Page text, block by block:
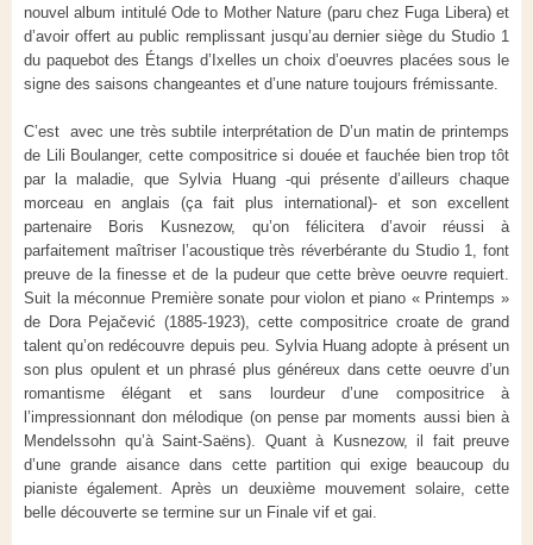
nouvel album intitulé Ode to Mother Nature (paru chez Fuga Libera) et
d’avoir offert au public remplissant jusqu’au dernier siège du Studio 1
du paquebot des Étangs d’Ixelles un choix d’oeuvres placées sous le
signe des saisons changeantes et d’une nature toujours frémissante.
C’est avec une très subtile interprétation de D’un matin de printemps
de Lili Boulanger, cette compositrice si douée et fauchée bien trop tôt
par la maladie, que Sylvia Huang -qui présente d’ailleurs chaque
morceau en anglais (ça fait plus international)- et son excellent
partenaire Boris Kusnezow, qu’on félicitera d’avoir réussi à
parfaitement maîtriser l’acoustique très réverbérante du Studio 1, font
preuve de la finesse et de la pudeur que cette brève oeuvre requiert.
Suit la méconnue Première sonate pour violon et piano « Printemps »
de Dora Pejačević (1885-1923), cette compositrice croate de grand
talent qu’on redécouvre depuis peu. Sylvia Huang adopte à présent un
son plus opulent et un phrasé plus généreux dans cette oeuvre d’un
romantisme élégant et sans lourdeur d’une compositrice à
l’impressionnant don mélodique (on pense par moments aussi bien à
Mendelssohn qu’à Saint-Saëns). Quant à Kusnezow, il fait preuve
d’une grande aisance dans cette partition qui exige beaucoup du
pianiste également. Après un deuxième mouvement solaire, cette
belle découverte se termine sur un Finale vif et gai.